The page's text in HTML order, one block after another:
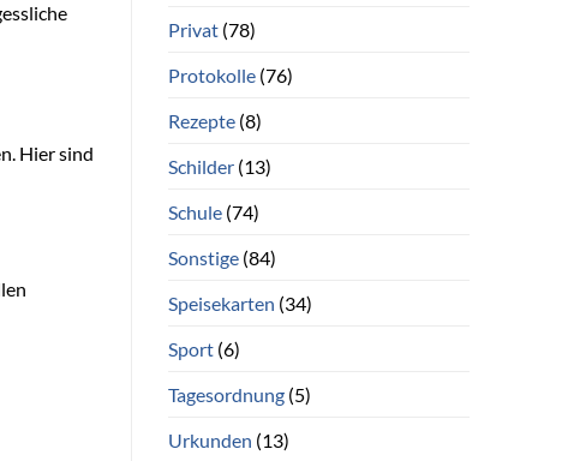
Hier sind
Privat(78)
Protokolle(76)
Rezepte(8)
Schilder(13)
Schule(74)
Sonstige(84)
Speisekarten (34)
Sport(6)
Tagesordnung(5)
Urkunden (13)